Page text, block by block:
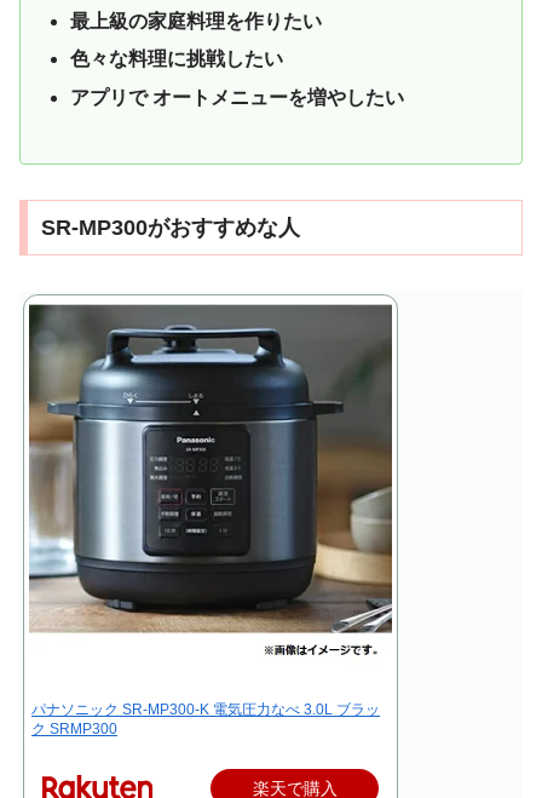
最上級の家庭料理を作りたい
色々な料理に挑戦したい
アプリで オートメニューを増やしたい
SR-MP300がおすすめな人
パナソニック SR-MP300-K 電気圧力なべ 3.0L ブラッ
ク SRMP300
楽天で購入